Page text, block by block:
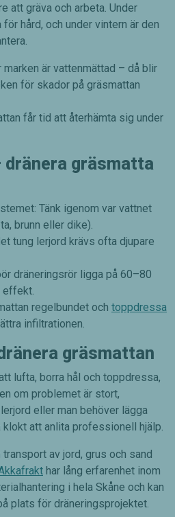
att gräva och arbeta. Under
hård, och under vintern är den
marken är vattenmättad – då blir
för skador på gräsmattan
får tid att återhämta sig under
dränera gräsmatta
Tänk igenom var vattnet
brunn eller dike).
tung lerjord krävs ofta djupare
dräneringsrör ligga på 60–80
effekt.
regelbundet och toppdressa
infiltrationen.
gräsmattan
lufta, borra hål och toppdressa,
om problemet är stort,
eller man behöver lägga
att anlita professionell hjälp.
av jord, grus och sand
har lång erfarenhet inom
i hela Skåne och kan
plats för dräneringsprojektet.
Nödvändiga
Dessa kakor
går inte att
välja bort. De
att hemsidan
över huvud
taget ska
fungera.